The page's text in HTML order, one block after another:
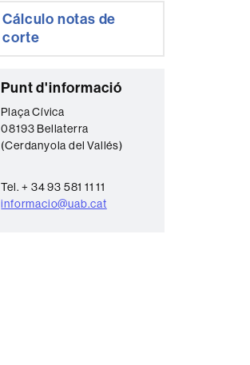
Cálculo notas de
corte
C
o
n
a
c
Punt d'informació
Plaça Cívica
08193 Bellaterra
(Cerdanyola del Vallés)
Tel. + 34 93 581 11 11
informacio@uab.cat